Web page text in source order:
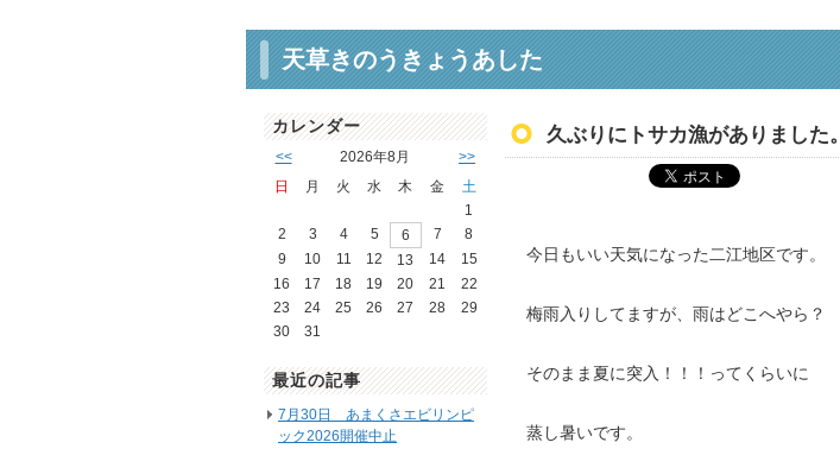
天草きのうきょうあした
カレンダー
<< 2026年8月 >>
日 月 火 水 木 金
土
1
2
3 4 5 6 7
8
9
10 11 12 13 14
15
16
17 18 19 20 21
22
23
24 25 26 27 28
29
30
31
最近の記事
7月30日 あまくさエビリンピ
ック2026開催中止
久ぶりにトサカ漁がありました。
今日もいい天気になった二江地区です。
梅雨入りしてますが、雨はどこへやら？
そのまま夏に突入！！！ってくらいに
蒸し暑いです。